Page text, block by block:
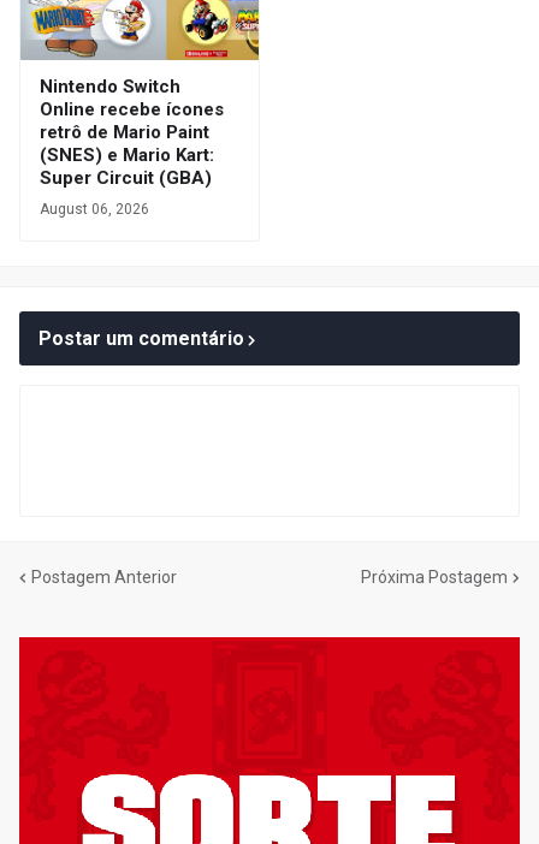
Nintendo Switch
Online recebe ícones
retrô de Mario Paint
(SNES) e Mario Kart:
Super Circuit (GBA)
August 06, 2026
Postar um comentário
Postagem Anterior Próxima Postagem